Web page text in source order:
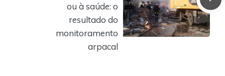
ou à saúde: o
resultado do
monitoramento
arpacal